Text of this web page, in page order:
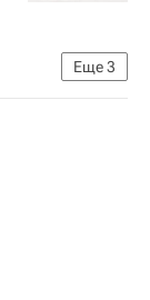
Еще3